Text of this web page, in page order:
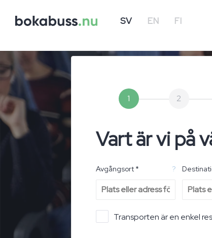
SV EN FI
1 2
Vart är vi på
Avgångsort * ?
Transporten är en enkel